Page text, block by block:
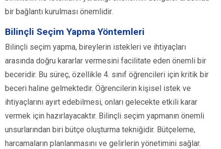
bir bağlantı kurulması önemlidir.
Bilinçli Seçim Yapma Yöntemleri
Bilinçli seçim yapma, bireylerin istekleri ve ihtiyaçları
arasında doğru kararlar vermesini facilitate eden önemli bir
beceridir. Bu süreç, özellikle 4. sınıf öğrencileri için kritik bir
beceri haline gelmektedir. Öğrencilerin kişisel istek ve
ihtiyaçlarını ayırt edebilmesi, onları gelecekte etkili karar
vermek için hazırlayacaktır. Bilinçli seçim yapmanın önemli
unsurlarından biri bütçe oluşturma tekniğidir. Bütçeleme,
harcamaların planlanmasını ve gelirlerin yönetimini sağlar.